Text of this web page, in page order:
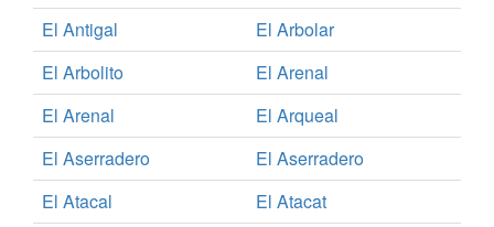
El Antigal
El Arbolar
El Arbolito
El Arenal
El Arenal
El Arqueal
El Aserradero
El Aserradero
El Atacal
El Atacat